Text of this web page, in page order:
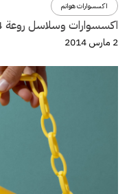
اكسسوارات هوانم
اكسسوارات وسلاسل روعة 2014
2 مارس 2014